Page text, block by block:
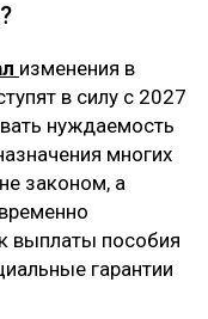
изменения в
в силу с 2027
нуждаемость
многих
законом, а
выплаты пособия
гарантии